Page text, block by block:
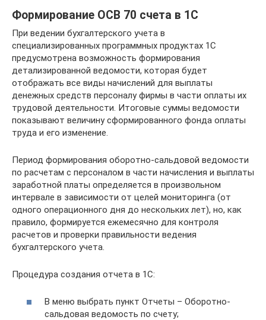
Формирование ОСВ 70 счета в 1С
При ведении бухгалтерского учета в
специализированных программных продуктах 1С
предусмотрена возможность формирования
детализированной ведомости, которая будет
отображать все виды начислений для выплаты
денежных средств персоналу фирмы в части оплаты их
трудовой деятельности. Итоговые суммы ведомости
показывают величину сформированного фонда оплаты
труда и его изменение.
Период формирования оборотно-сальдовой ведомости
по расчетам с персоналом в части начисления и выплаты
заработной платы определяется в произвольном
интервале в зависимости от целей мониторинга (от
одного операционного дня до нескольких лет), но, как
правило, формируется ежемесячно для контроля
расчетов и проверки правильности ведения
бухгалтерского учета.
Процедура создания отчета в 1С:
В меню выбрать пункт Отчеты – Оборотно-
сальдовая ведомость по счету;